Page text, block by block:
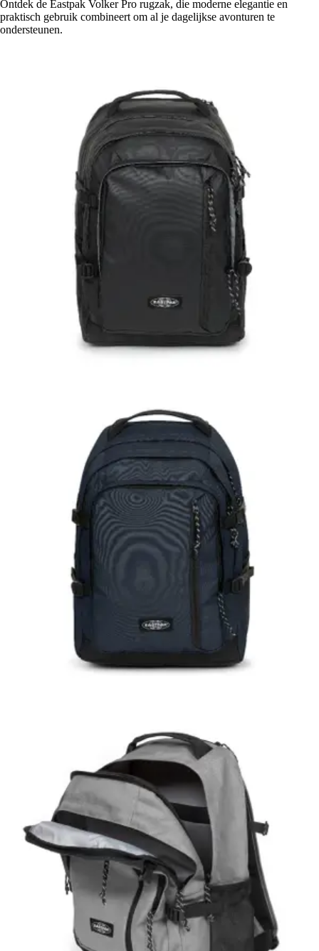
Ontdek de Eastpak Volker Pro rugzak, die moderne elegantie en
praktisch gebruik combineert om al je dagelijkse avonturen te
ondersteunen.